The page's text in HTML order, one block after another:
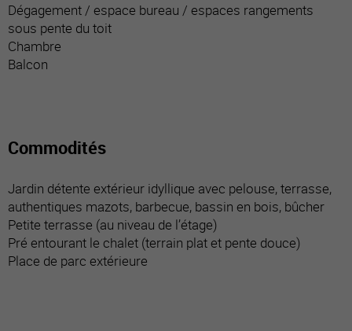
Dégagement / espace bureau / espaces rangements
sous pente du toit
Chambre
Balcon
Commodités
Jardin détente extérieur idyllique avec pelouse, terrasse,
authentiques mazots, barbecue, bassin en bois, bûcher
Petite terrasse (au niveau de l’étage)
Pré entourant le chalet (terrain plat et pente douce)
Place de parc extérieure